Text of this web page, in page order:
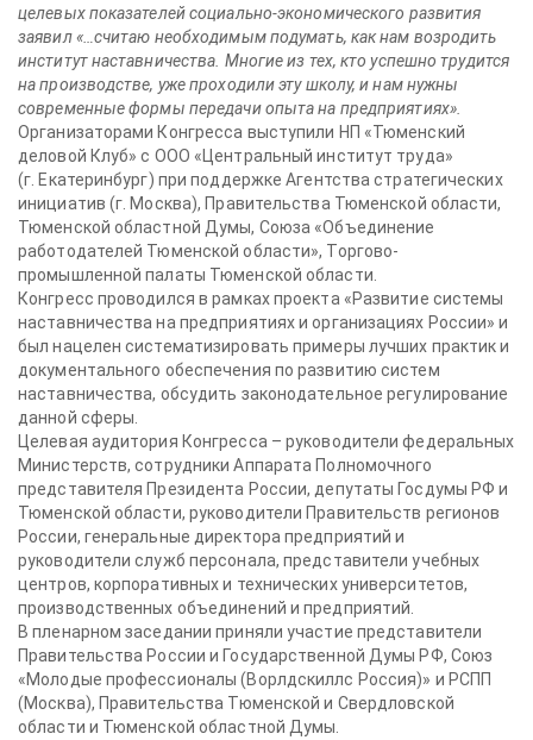
целевых показателей социально-экономического развития
заявил «…считаю необходимым подумать, как нам возродить
институт наставничества. Многие из тех, кто успешно трудится
на производстве, уже проходили эту школу, и нам нужны
современные формы передачи опыта на предприятиях».
Организаторами Конгресса выступили НП «Тюменский
деловой Клуб» с ООО «Центральный институт труда»
(г. Екатеринбург) при поддержке Агентства стратегических
инициатив (г. Москва), Правительства Тюменской области,
Тюменской областной Думы, Союза «Объединение
работодателей Тюменской области», Торгово-
промышленной палаты Тюменской области.
Конгресс проводился в рамках проекта «Развитие системы
наставничества на предприятиях и организациях России» и
был нацелен систематизировать примеры лучших практик и
документального обеспечения по развитию систем
наставничества, обсудить законодательное регулирование
данной сферы.
Целевая аудитория Конгресса – руководители федеральных
Министерств, сотрудники Аппарата Полномочного
представителя Президента России, депутаты Госдумы РФ и
Тюменской области, руководители Правительств регионов
России, генеральные директора предприятий и
руководители служб персонала, представители учебных
центров, корпоративных и технических университетов,
производственных объединений и предприятий.
В пленарном заседании приняли участие представители
Правительства России и Государственной Думы РФ, Союз
«Молодые профессионалы (Ворлдскиллс Россия)» и РСПП
(Москва), Правительства Тюменской и Свердловской
области и Тюменской областной Думы.